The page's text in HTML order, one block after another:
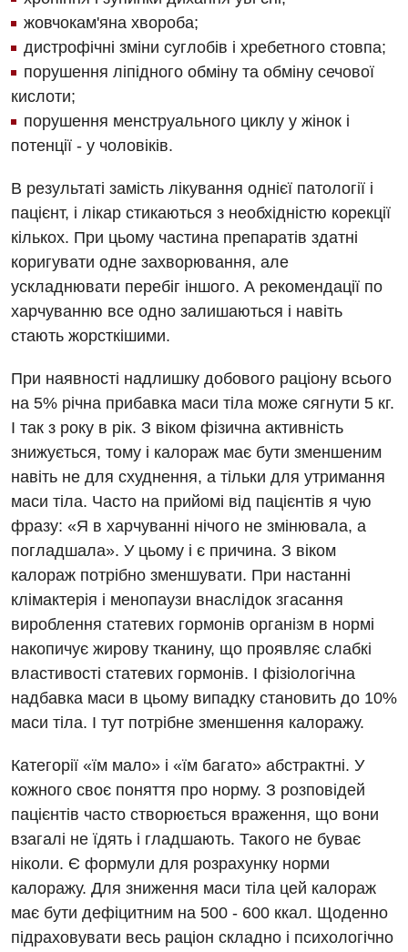
Відділення кардіосудинної патології та неврології
Відділення невідкладних станів
Гастроентерологія
Гематологія
Денний стаціонар
Дерматовенерологія
Дієтологія
Ендокринологія
Кардіохірургія
Мамологія
Медична психологія
Неврологія
Нейрохірургія
Онкологічне відділлення
Оториноларингологія
Офтальмологічне відділення
Педіатричне відділення
Проктологія
Ревматологія
Судинна хірургія
Терапевтичне відділення
Терапія
Травматологічне відділення
жовчокам'яна хвороба;
дистрофічні зміни суглобів і хребетного стовпа;
порушення ліпідного обміну та обміну сечової
кислоти;
порушення менструального циклу у жінок і
потенції - у чоловіків.
В результаті замість лікування однієї патології і
пацієнт, і лікар стикаються з необхідністю корекції
кількох. При цьому частина препаратів здатні
коригувати одне захворювання, але
ускладнювати перебіг іншого. А рекомендації по
харчуванню все одно залишаються і навіть
стають жорсткішими.
При наявності надлишку добового раціону всього
на 5% річна прибавка маси тіла може сягнути 5 кг.
І так з року в рік. З віком фізична активність
знижується, тому і калораж має бути зменшеним
навіть не для схуднення, а тільки для утримання
маси тіла. Часто на прийомі від пацієнтів я чую
фразу: «Я в харчуванні нічого не змінювала, а
погладшала». У цьому і є причина. З віком
калораж потрібно зменшувати. При настанні
клімактерія і менопаузи внаслідок згасання
вироблення статевих гормонів організм в нормі
накопичує жирову тканину, що проявляє слабкі
властивості статевих гормонів. І фізіологічна
надбавка маси в цьому випадку становить до 10%
маси тіла. І тут потрібне зменшення калоражу.
Категорії «їм мало» і «їм багато» абстрактні. У
кожного своє поняття про норму. З розповідей
пацієнтів часто створюється враження, що вони
взагалі не їдять і гладшають. Такого не буває
ніколи. Є формули для розрахунку норми
калоражу. Для зниження маси тіла цей калораж
має бути дефіцитним на 500 - 600 ккал. Щоденно
підраховувати весь раціон складно і психологічно